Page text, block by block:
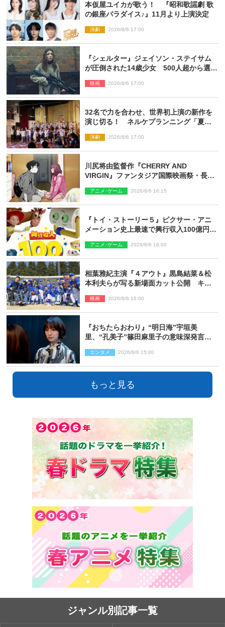
本仮屋ユイカが歌う！ 『昭和歌謡劇 歌
の銀座パラダイス♪』11月より上演決定
演劇 2026/8/6 17:00
『シェルター』ジェイソン・ステイサム
が圧倒された14歳少女 500人超から選出
とは
映画 2026/8/6 17:00
32名で力を合わせ、世界初上演の新作を
演じ切る！ ネルケプランニング「夏休
ト【最終日】
演劇 2026/8/6 17:00
川尻将由監督作『CHERRY AND
VIRGIN』ファンタジア国際映画祭・長編
アニメ･ゲーム 2026/8/6 16:15
『トイ・ストーリー５』ピクサー・アニ
メーション史上最速で興行収入100億円突
アニメ･ゲーム 2026/8/6 16:00
相葉雅紀主演『４アウト』黒島結菜＆松
本利夫らが写る新場面カット公開 キャ
映画 2026/8/6 16:00
『おちたらおわり』“明日海”宇垣美
里、“孔美子”篠田麻里子の意味深発言に
開」
エンタメ 2026/8/6 15:00
もっと見る
ジャンル別記事一覧